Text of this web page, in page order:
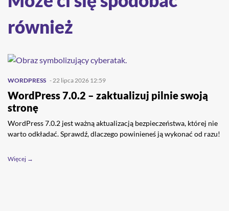
również
WORDPRESS - 22 lipca 2026 12:59
WordPress 7.0.2 – zaktualizuj pilnie swoją
stronę
WordPress 7.0.2 jest ważną aktualizacją bezpieczeństwa, której nie
warto odkładać. Sprawdź, dlaczego powinieneś ją wykonać od razu!
Więcej →